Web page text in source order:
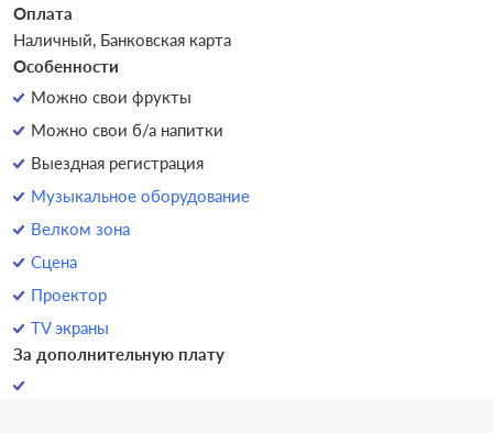
Оплата
Наличный, Банковская карта
Особенности
Можно свои фрукты
Можно свои б/а напитки
Выездная регистрация
Музыкальное оборудование
Велком зона
Сцена
Проектор
TV экраны
За дополнительную плату